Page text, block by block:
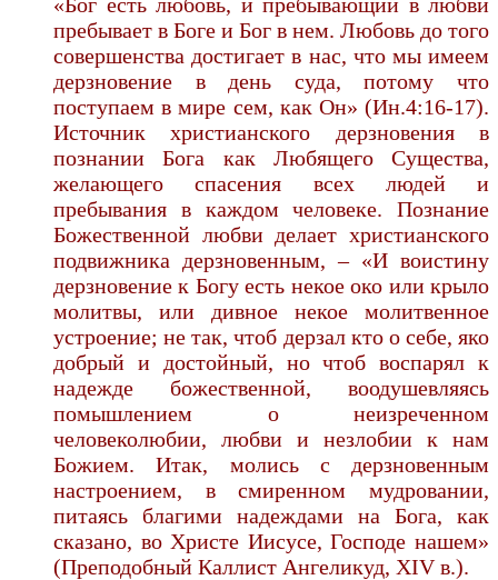
пребывает в Боге и Бог в нем. Любовь до того
совершенства достигает в нас, что мы имеем
дерзновение в день суда, потому что
поступаем в мире сем, как Он» (Ин.4:16-17).
Источник христианского дерзновения в
познании Бога как Любящего Существа,
желающего спасения всех людей и
пребывания в каждом человеке. Познание
Божественной любви делает христианского
подвижника дерзновенным, – «И воистину
дерзновение к Богу есть некое око или крыло
молитвы, или дивное некое молитвенное
устроение; не так, чтоб дерзал кто о себе, яко
добрый и достойный, но чтоб воспарял к
надежде божественной, воодушевляясь
помышлением о неизреченном
человеколюбии, любви и незлобии к нам
Божием. Итак, молись с дерзновенным
настроением, в смиренном мудровании,
питаясь благими надеждами на Бога, как
сказано, во Христе Иисусе, Господе нашем»
(Преподобный Каллист Ангеликуд, XIV в.).